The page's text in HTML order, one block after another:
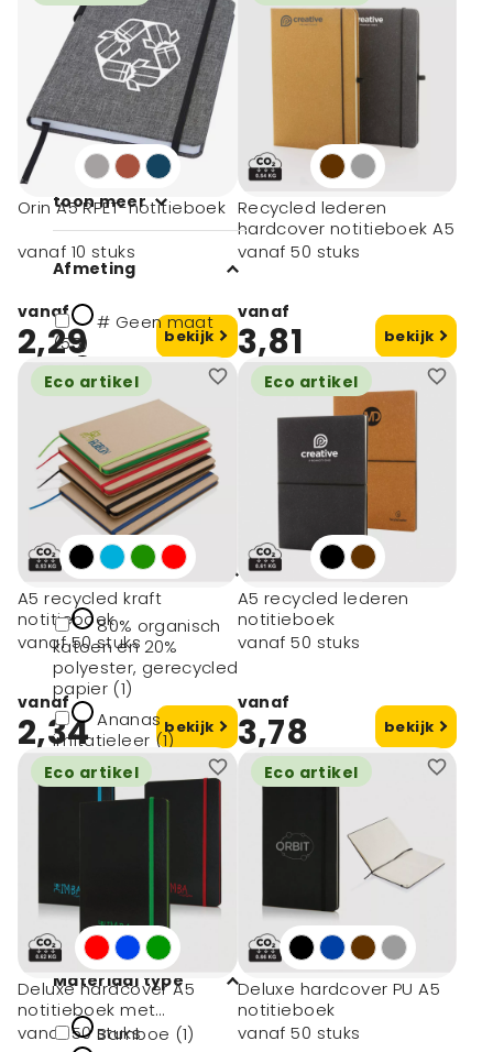
Karst® (3)
Made out of (2)
Merkloos (22)
Luxe (1)
Marksman (3)
toon meer
Afmeting
# Geen maat
(55)
100 pagina's (10)
25 pagina's (10)
14x21,2x1,5 cm (1)
50 pagina's (10)
toon meer
Materiaal
80% organisch
katoen en 20%
polyester, gerecycled
papier (1)
Ananas
imitatieleer (1)
Coffee fibre (1)
Kurk (1)
toon meer
Materiaal type
Bamboe (1)
Orin A5 RPET-notitieboek
vanaf 10 stuks
vanaf
2,29 bekijk
Recycled lederen
hardcover notitieboek A5
vanaf 50 stuks
vanaf
3,81 bekijk
Eco artikel
A5 recycled kraft
notitieboek
vanaf 50 stuks
vanaf
2,34 bekijk
Eco artikel
A5 recycled lederen
notitieboek
vanaf 50 stuks
vanaf
3,78 bekijk
Eco artikel
Deluxe hardcover A5
notitieboek met
gekleurde zijde
vanaf 50 stuks
Eco artikel
Deluxe hardcover PU A5
notitieboek
vanaf 50 stuks